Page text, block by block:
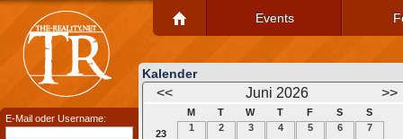
Events
Kalender
<< Juni 2026 >>
M T W T F S
S
23
1 2 3 4 5 6 7
E-Mail oder Username: